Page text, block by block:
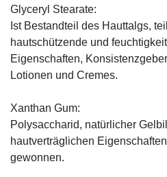
Glyceryl Stearate:
Ist Bestandteil des Hauttalgs,
hautschützende und
Eigenschaften,
Lotionen und Cremes.
Xanthan Gum:
Polysaccharid, natürlicher
hautverträglichen
gewonnen.